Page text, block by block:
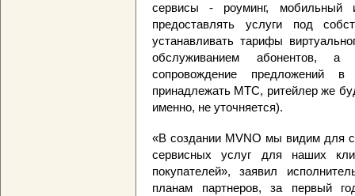
сервисы - роуминг,
предоставлять услуги под
устанавливать тарифы
обслуживанием абонентов, а
сопровождение предложений
принадлежать МТС, ритейлер же
именно, не уточняется).
«В создании MVNO мы видим для
сервисных услуг для наших
покупателей», заявил
планам партнеров, за первый